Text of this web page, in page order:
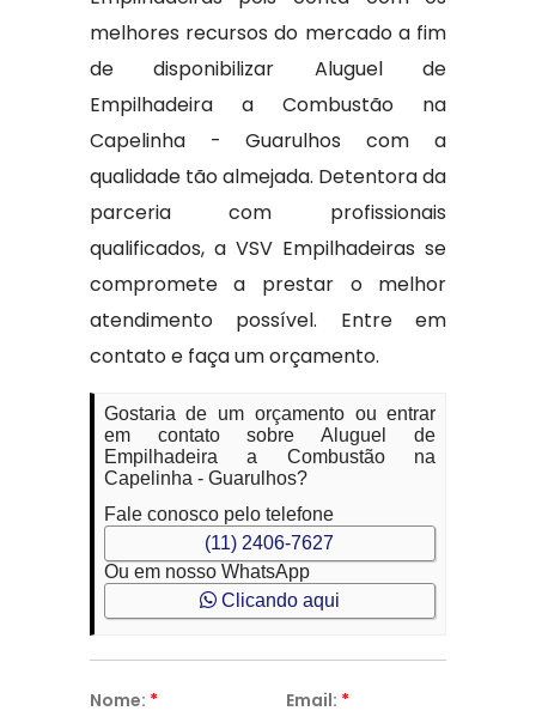
melhores recursos do mercado a fim
de disponibilizar Aluguel de
Empilhadeira a Combustão na
Capelinha - Guarulhos com a
qualidade tão almejada. Detentora da
parceria com profissionais
qualificados, a VSV Empilhadeiras se
compromete a prestar o melhor
atendimento possível. Entre em
contato e faça um orçamento.
Gostaria de um orçamento ou entrar
em contato sobre Aluguel de
Empilhadeira a Combustão na
Capelinha - Guarulhos?
Fale conosco pelo telefone
(11) 2406-7627
Ou em nosso WhatsApp
Clicando aqui
Nome: * Email: *